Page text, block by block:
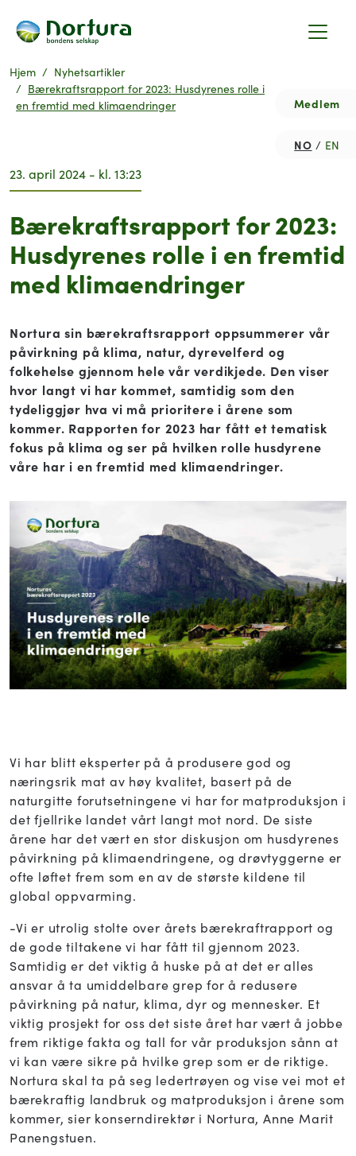
Medlem
NO EN
Hjem
Nyhetsartikler
Bærekraftsrapport for 2023: Husdyrenes rolle i
en fremtid med klimaendringer
23. april 2024 - kl. 13:23
Bærekraftsrapport for 2023:
Husdyrenes rolle i en fremtid
med klimaendringer
Nortura sin bærekraftsrapport oppsummerer vår
påvirkning på klima, natur, dyrevelferd og
folkehelse gjennom hele vår verdikjede. Den viser
hvor langt vi har kommet, samtidig som den
tydeliggjør hva vi må prioritere i årene som
kommer. Rapporten for 2023 har fått et tematisk
fokus på klima og ser på hvilken rolle husdyrene
våre har i en fremtid med klimaendringer.
Vi har blitt eksperter på å produsere god og
næringsrik mat av høy kvalitet, basert på de
naturgitte forutsetningene vi har for matproduksjon i
det fjellrike landet vårt langt mot nord. De siste
årene har det vært en stor diskusjon om husdyrenes
påvirkning på klimaendringene, og drøvtyggerne er
ofte løftet frem som en av de største kildene til
global oppvarming.
-Vi er utrolig stolte over årets bærekraftrapport og
de gode tiltakene vi har fått til gjennom 2023.
Samtidig er det viktig å huske på at det er alles
ansvar å ta umiddelbare grep for å redusere
påvirkning på natur, klima, dyr og mennesker. Et
viktig prosjekt for oss det siste året har vært å jobbe
frem riktige fakta og tall for vår produksjon sånn at
vi kan være sikre på hvilke grep som er de riktige.
Nortura skal ta på seg ledertrøyen og vise vei mot et
bærekraftig landbruk og matproduksjon i årene som
kommer, sier konserndirektør i Nortura, Anne Marit
Panengstuen.